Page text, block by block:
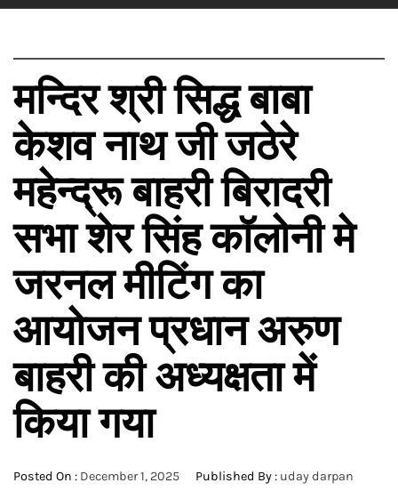
मन्दिर श्री सिद्ध बाबा
केशव नाथ जी जठेरे
महेन्द्रू बाहरी बिरादरी
सभा शेर सिंह कॉलोनी मे
जरनल मीटिंग का
आयोजन प्रधान अरुण
बाहरी की अध्यक्षता में
किया गया
Posted On : December 1, 2025 Published By : uday darpan